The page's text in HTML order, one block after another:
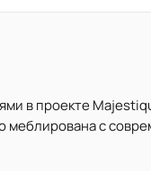
в проекте
меблирована с